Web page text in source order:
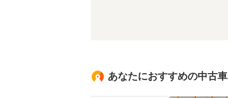
あなたにおすすめの中古車